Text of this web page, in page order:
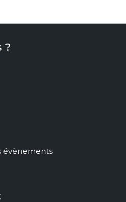
?
évènements